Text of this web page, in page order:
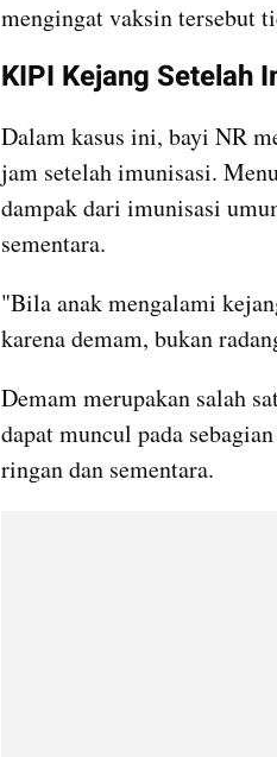
mengingat vaksin tersebut
KIPI Kejang Setelah
Dalam kasus ini, bayi NR
jam setelah imunisasi.
dampak dari imunisasi
sementara.
"Bila anak mengalami
karena demam, bukan
Demam merupakan salah
dapat muncul pada
ringan dan sementara.